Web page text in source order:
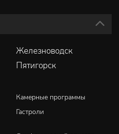
Железноводск
Пятигорск
Камерные программы
Гастроли